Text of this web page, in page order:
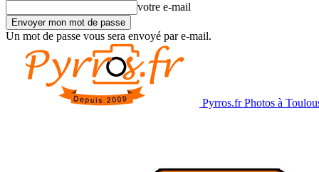
votre e-mail
Un mot de passe vous sera envoyé par e-mail.
Pyrros.fr Photos à